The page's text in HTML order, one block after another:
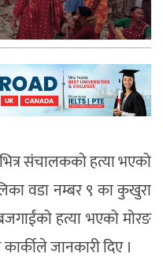
संचालकको हत्या भएको
वडा नम्बर ९ का कुखुरा
हत्या भएको मोरङ
कार्कीले जानकारी दिए ।